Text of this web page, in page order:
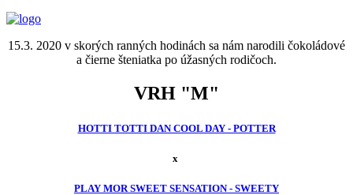
15.3. 2020 v skorých ranných hodinách sa nám narodili čokoládové
a čierne šteniatka po úžasných rodičoch.
VRH "M"
HOTTI TOTTI DAN COOL DAY - POTTER
x
PLAY MOR SWEET SENSATION - SWEETY